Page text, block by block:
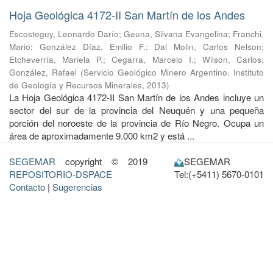
Hoja Geológica 4172-II San Martín de los Andes
Escosteguy, Leonardo Darío; Geuna, Silvana Evangelina; Franchi,
Mario; González Díaz, Emilio F.; Dal Molin, Carlos Nelson;
Etcheverría, Mariela P.;Cegarra, Marcelo I.; Wilson, Carlos;
González, Rafael (Servicio Geológico Minero Argentino. Instituto
de Geología y Recursos Minerales, 2013)
La Hoja Geológica 4172-II San Martín de los Andes incluye un
sector del sur de la provincia del Neuquén y una pequeña
porción del noroeste de la provincia de Río Negro. Ocupa un
área de aproximadamente 9.000 km2 y está ...
SEGEMAR copyright © 2019
REPOSITORIO-DSPACE
Contacto | Sugerencias
SEGEMAR
Tel:(+5411) 5670-0101